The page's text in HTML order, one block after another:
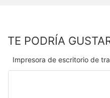
TE PODRÍA
Impresora de escritorio de